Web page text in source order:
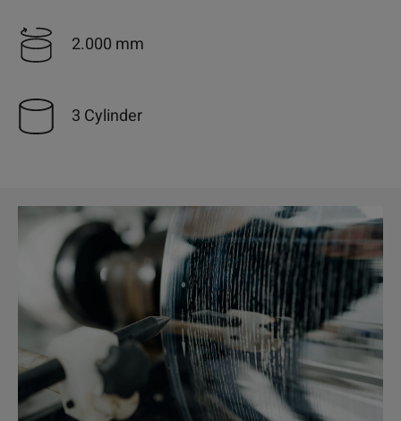
2.000 mm
3 Cylinder